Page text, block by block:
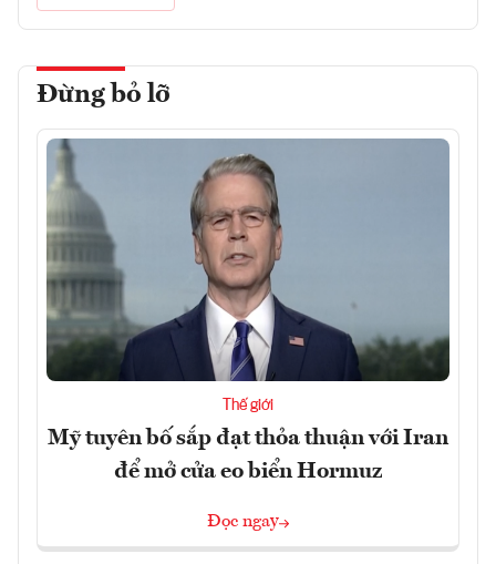
Đừng bỏ lỡ
Thế giới
Mỹ tuyên bố sắp đạt thỏa thuận với Iran
để mở cửa eo biển Hormuz
Đọc ngay